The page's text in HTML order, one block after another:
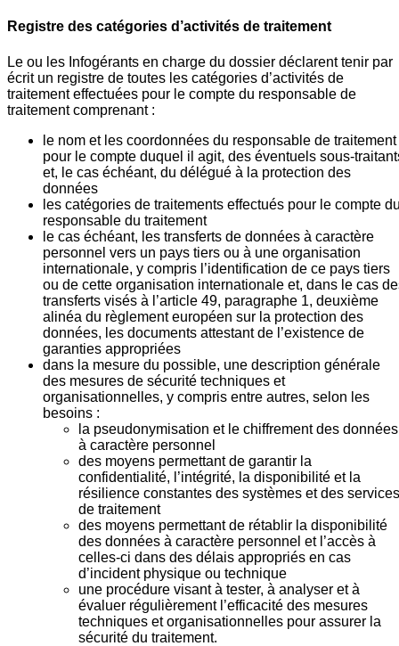
Registre des catégories d’activités de traitement
Le ou les Infogérants en charge du dossier déclarent tenir par
écrit un registre de toutes les catégories d’activités de
traitement effectuées pour le compte du responsable de
traitement comprenant :
le nom et les coordonnées du responsable de traitement
pour le compte duquel il agit, des éventuels sous-
et, le cas échéant, du délégué à la protection des
données
les catégories de traitements effectués pour le compte
responsable du traitement
le cas échéant, les transferts de données à caractère
personnel vers un pays tiers ou à une organisation
internationale, y compris l’identification de ce pays tiers
ou de cette organisation internationale et, dans le cas
transferts visés à l’article 49, paragraphe 1, deuxième
alinéa du règlement européen sur la protection des
données, les documents attestant de l’existence de
garanties appropriées
dans la mesure du possible, une description générale
des mesures de sécurité techniques et
organisationnelles, y compris entre autres, selon les
besoins :
la pseudonymisation et le chiffrement des données
à caractère personnel
des moyens permettant de garantir la
confidentialité, l’intégrité, la disponibilité et la
résilience constantes des systèmes et des services
de traitement
des moyens permettant de rétablir la disponibilité
des données à caractère personnel et l’accès à
celles-ci dans des délais appropriés en cas
d’incident physique ou technique
une procédure visant à tester, à analyser et à
évaluer régulièrement l’efficacité des mesures
techniques et organisationnelles pour assurer la
sécurité du traitement.